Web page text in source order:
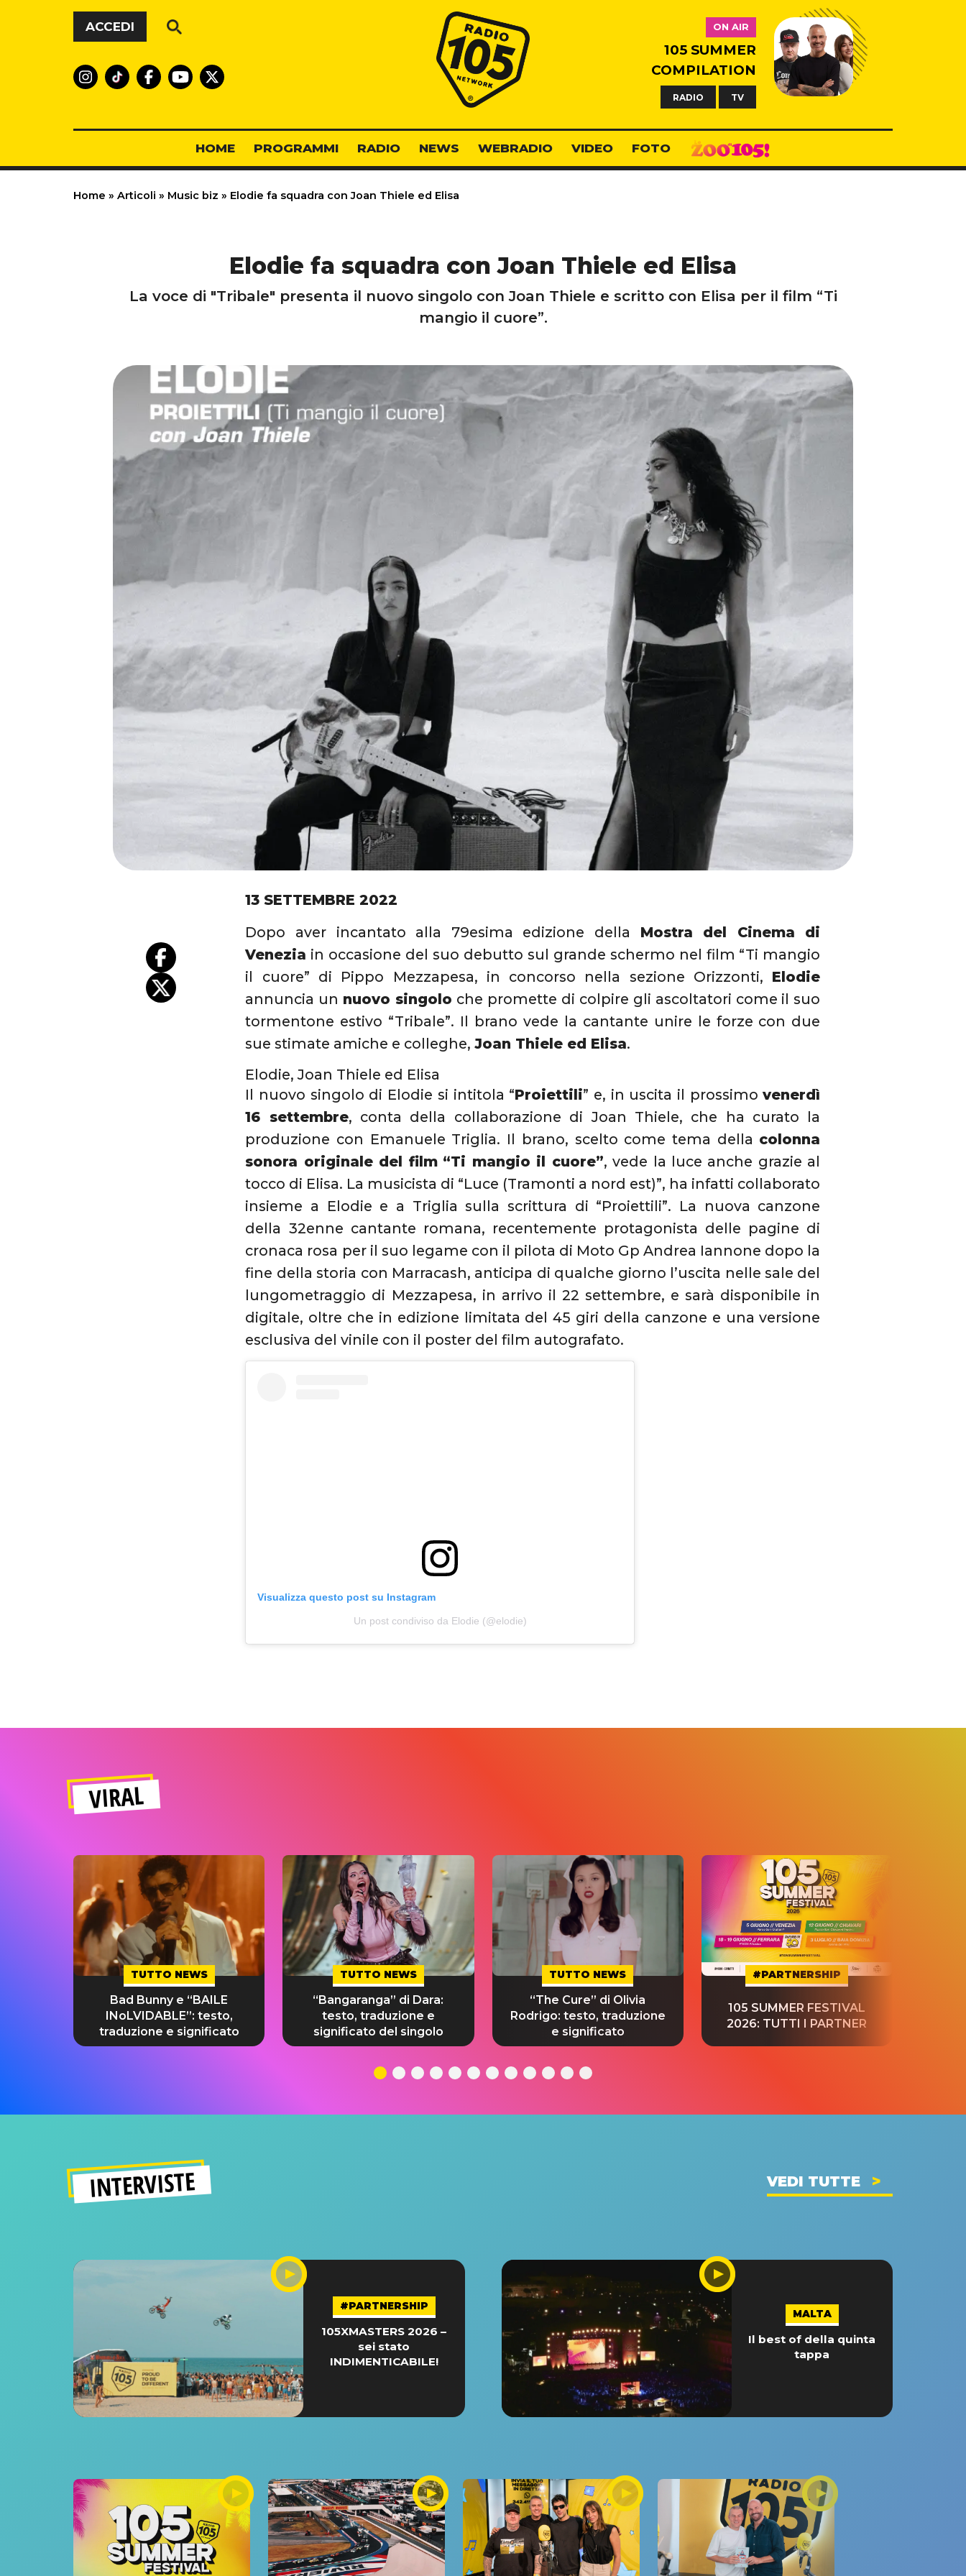
Vai al contenuto
ACCEDI
Radio 105
ON AIR
105 SUMMER
COMPILATION
RADIO TV
HOME PROGRAMMI RADIO NEWS WEBRADIO VIDEO FOTO
Home » Articoli » Music biz » Elodie fa squadra con Joan Thiele ed Elisa
Elodie fa squadra con Joan Thiele ed Elisa
La voce di "Tribale" presenta il nuovo singolo con Joan Thiele e scritto con Elisa per il film “Ti
mangio il cuore”.
13 SETTEMBRE 2022
Dopo aver incantato alla 79esima edizione della Mostra del Cinema di
Venezia in occasione del suo debutto sul grande schermo nel film “Ti mangio
il cuore” di Pippo Mezzapesa, in concorso nella sezione Orizzonti, Elodie
annuncia un nuovo singolo che promette di colpire gli ascoltatori come il suo
tormentone estivo “Tribale”. Il brano vede la cantante unire le forze con due
sue stimate amiche e colleghe,Joan Thiele ed Elisa.
Elodie, Joan Thiele ed Elisa
Il nuovo singolo di Elodie si intitola “Proiettili” e, in uscita il prossimovenerdì
16 settembre, conta della collaborazione di Joan Thiele, che ha curato la
produzione con Emanuele Triglia. Il brano, scelto come tema della colonna
sonora originale del film “Ti mangio il cuore”, vede la luce anche grazie al
tocco di Elisa. La musicista di “Luce (Tramonti a nord est)”, ha infatti collaborato
insieme a Elodie e a Triglia sulla scrittura di “Proiettili”. La nuova canzone
della 32enne cantante romana, recentemente protagonista delle pagine di
cronaca rosa per il suo legame con il pilota di Moto Gp Andrea Iannone dopo la
fine della storia con Marracash, anticipa di qualche giorno l’uscita nelle sale del
lungometraggio di Mezzapesa, in arrivo il 22 settembre, e sarà disponibile in
digitale, oltre che in edizione limitata del 45 giri della canzone e una versione
esclusiva del vinile con il poster del film autografato.
Visualizza questo post su Instagram
Un post condiviso da Elodie (@elodie)
VIRAL
TUTTO NEWS
Bad Bunny e “BAILE
INoLVIDABLE”: testo,
traduzione e significato
TUTTO NEWS
“Bangaranga” di Dara:
testo, traduzione e
significato del singolo
TUTTO NEWS
“The Cure” di Olivia
Rodrigo: testo, traduzione
e significato
#PARTNERSHIP
105 SUMMER FESTIVAL
2026: TUTTI I PARTNER
INTERVISTE VEDI TUTTE
#PARTNERSHIP
105XMASTERS 2026 –
sei stato
INDIMENTICABILE!
MALTA
Il best of della quinta
tappa